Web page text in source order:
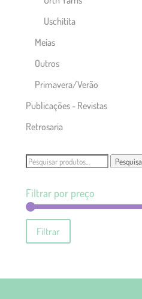
Uschitita
Meias
Outros
Primavera/Verão
Publicações - Revistas
Retrosaria
Pesquisar
Pesquisa
Filtrar por preço
Filtrar